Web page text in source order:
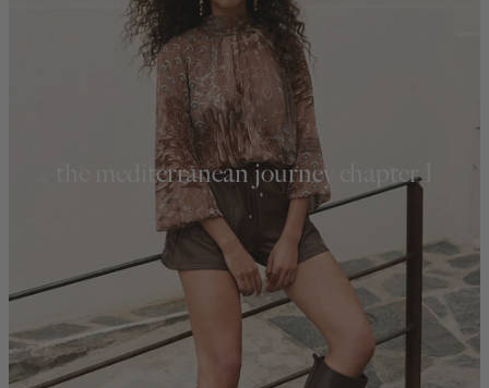
the mediterranean journey chapter 1